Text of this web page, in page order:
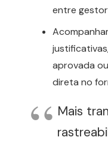
entre
aprovada
direta no
Mais